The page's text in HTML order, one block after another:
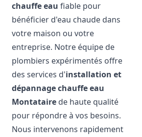
chauffe eau fiable pour
bénéficier d'eau chaude dans
votre maison ou votre
entreprise. Notre équipe de
plombiers expérimentés offre
des services d'installation et
dépannage chauffe eau
Montataire de haute qualité
pour répondre à vos besoins.
Nous intervenons rapidement